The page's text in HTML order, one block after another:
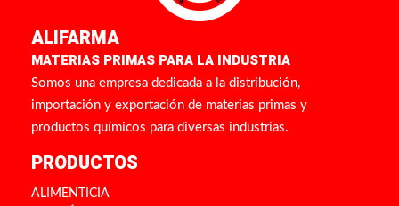
ALIFARMA
MATERIAS PRIMAS PARA LA INDUSTRIA
Somos una empresa dedicada a la distribución,
importación y exportación de materias primas y
productos químicos para diversas industrias.
PRODUCTOS
ALIMENTICIA